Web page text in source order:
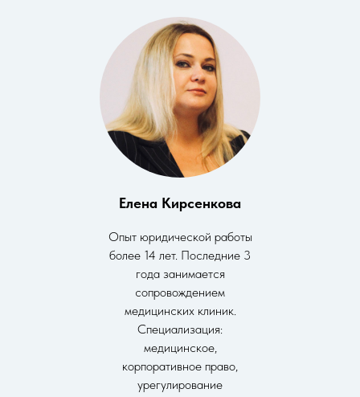
Елена Кирсенкова
Опыт юридической работы
более 14 лет. Последние 3
года занимается
сопровождением
медицинских клиник.
Специализация:
медицинское,
корпоративное право,
урегулирование